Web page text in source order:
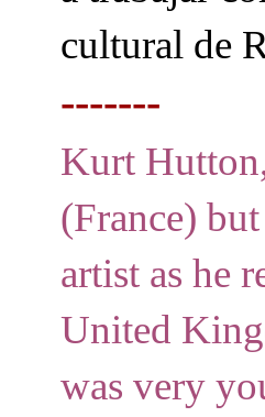
cultural de
-------
Kurt
(France)
artist as he
United
was very